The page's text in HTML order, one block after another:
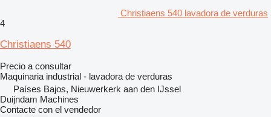
Christiaens 540 lavadora de verduras
4
Christiaens 540
Precio a consultar
Maquinaria industrial - lavadora de verduras
Países Bajos, Nieuwerkerk aan den IJssel
Duijndam Machines
Contacte con el vendedor